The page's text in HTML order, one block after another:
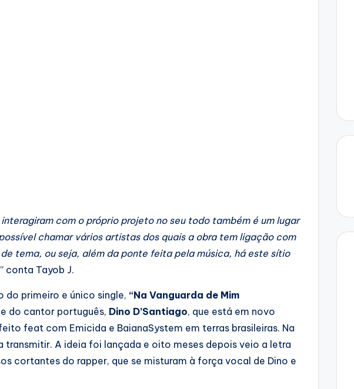
com o próprio projeto no seu todo também é um lugar
chamar vários artistas dos quais a obra tem ligação com
tema, ou seja, além da ponte feita pela música, há este sítio
” conta Tayob J.
do primeiro e único single, “Na Vanguarda de Mim
e do cantor português, Dino D’Santiago, que está em novo
feat com Emicida e BaianaSystem em terras brasileiras. Na
A ideia foi lançada e oito meses depois veio a letra
cortantes do rapper, que se misturam à força vocal de Dino e